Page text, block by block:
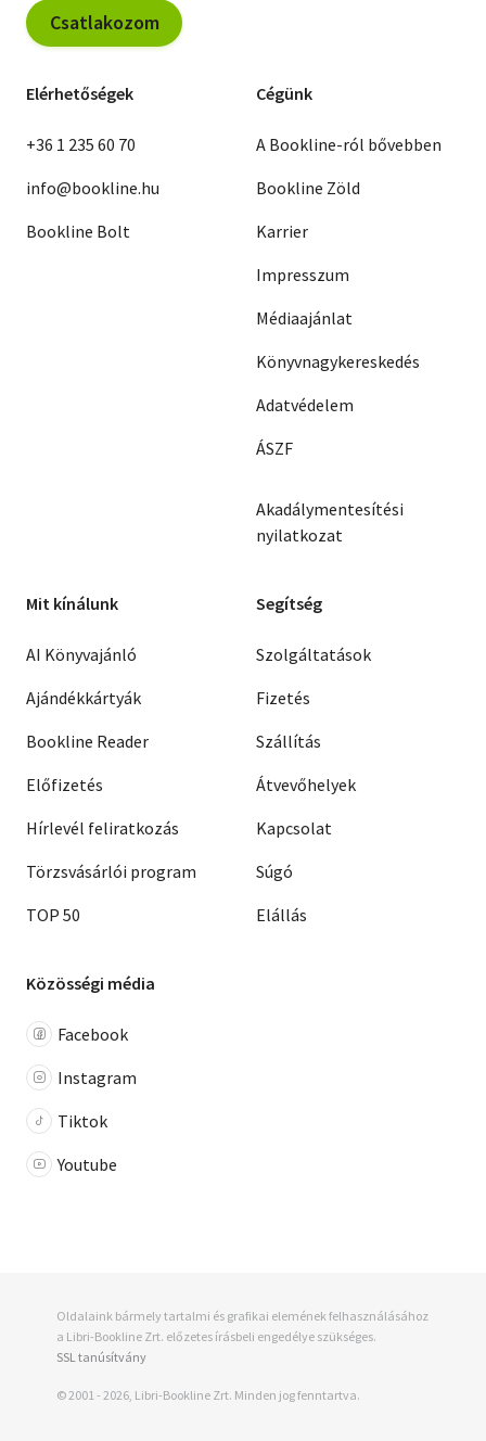
Csatlakozom
Elérhetőségek
+36 1 235 60 70
info@bookline.hu
Bookline Bolt
Cégünk
A Bookline-ról bővebben
Bookline Zöld
Karrier
Impresszum
Médiaajánlat
Könyvnagykereskedés
Adatvédelem
ÁSZF
Akadálymentesítési
nyilatkozat
Mit kínálunk
AI Könyvajánló
Ajándékkártyák
Bookline Reader
Előfizetés
Hírlevél feliratkozás
Törzsvásárlói program
TOP 50
Segítség
Szolgáltatások
Fizetés
Szállítás
Átvevőhelyek
Kapcsolat
Súgó
Elállás
Közösségi média
Facebook
Instagram
Tiktok
Youtube
Oldalaink bármely tartalmi és grafikai elemének felhasználásához
a Libri-Bookline Zrt. előzetes írásbeli engedélye szükséges.
SSL tanúsítvány
© 2001 - 2026, Libri-Bookline Zrt. Minden jog fenntartva.